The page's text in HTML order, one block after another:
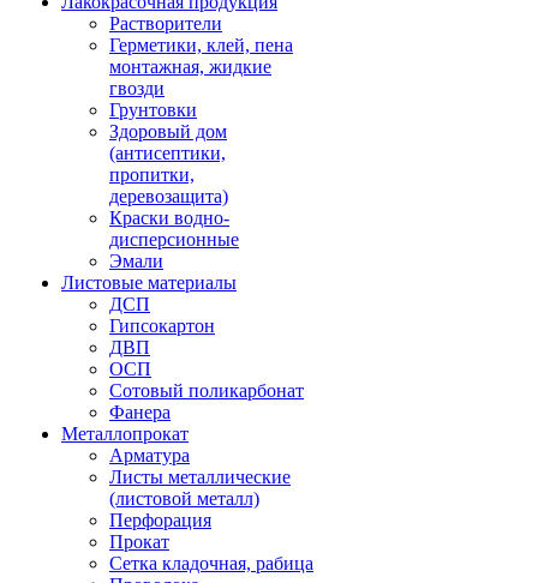
Растворители
Герметики, клей, пена
монтажная, жидкие
гвозди
Грунтовки
Здоровый дом
(антисептики,
пропитки,
деревозащита)
Краски водно-
дисперсионные
Эмали
Листовые материалы
ДСП
Гипсокартон
ДВП
ОСП
Сотовый поликарбонат
Фанера
Металлопрокат
Арматура
Листы металлические
(листовой металл)
Перфорация
Прокат
Сетка кладочная, рабица